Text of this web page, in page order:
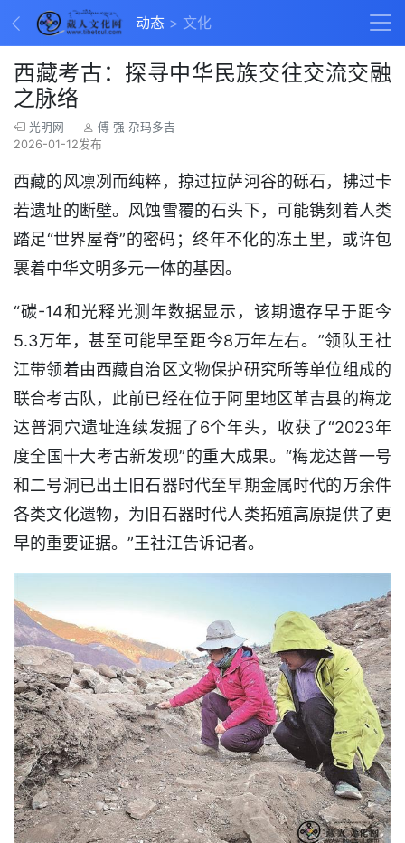
动态 文化
西藏考古：探寻中华民族交往交流交融
之脉络
光明网
傅 强 尕玛多吉
2026-01-12发布
西藏的风凛冽而纯粹，掠过拉萨河谷的砾石，拂过卡
若遗址的断壁。风蚀雪覆的石头下，可能镌刻着人类
踏足“世界屋脊”的密码；终年不化的冻土里，或许包
裹着中华文明多元一体的基因。
“碳-14和光释光测年数据显示，该期遗存早于距今
5.3万年，甚至可能早至距今8万年左右。”领队王社
江带领着由西藏自治区文物保护研究所等单位组成的
联合考古队，此前已经在位于阿里地区革吉县的梅龙
达普洞穴遗址连续发掘了6个年头，收获了“2023年
度全国十大考古新发现”的重大成果。“梅龙达普一号
和二号洞已出土旧石器时代至早期金属时代的万余件
各类文化遗物，为旧石器时代人类拓殖高原提供了更
早的重要证据。”王社江告诉记者。